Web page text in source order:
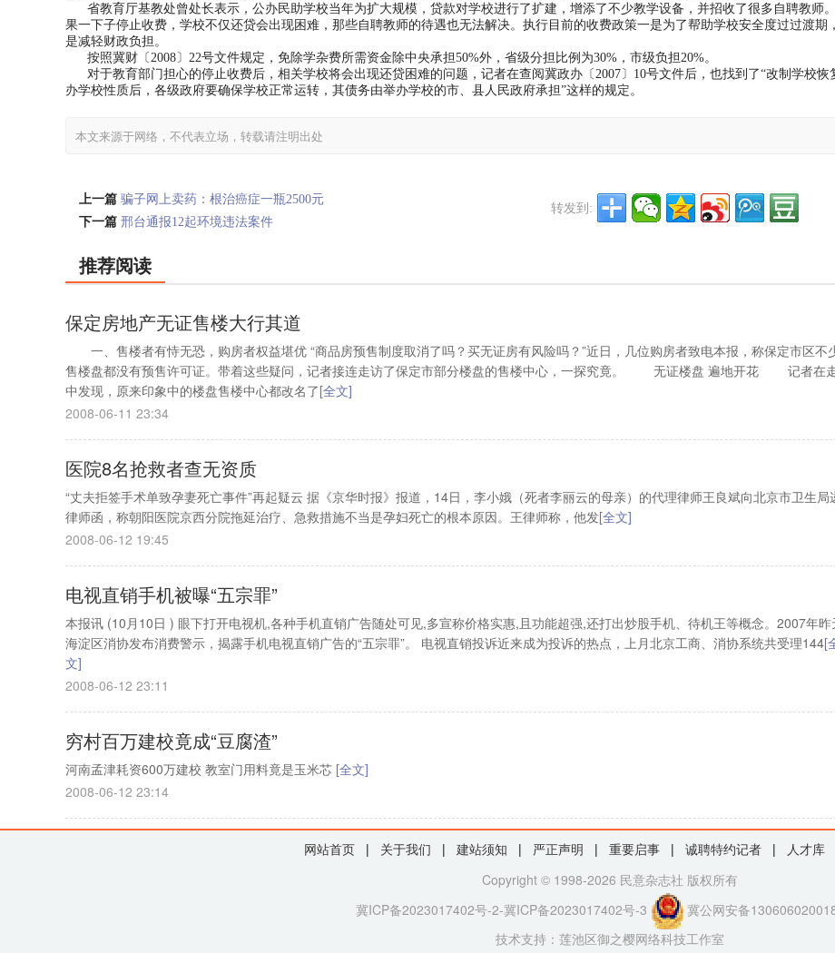
省教育厅基教处曾处长表示，公办民助学校当年为扩大规模，贷款对学校进行了扩建，增添了不少教学设备，并招收了很多自聘教师
果一下子停止收费，学校不仅还贷会出现困难，那些自聘教师的待遇也无法解决。执行目前的收费政策一是为了帮助学校安全度过过渡期
是减轻财政负担。
按照冀财〔2008〕22号文件规定，免除学杂费所需资金除中央承担50%外，省级分担比例为30%，市级负担20%。
对于教育部门担心的停止收费后，相关学校将会出现还贷困难的问题，记者在查阅冀政办〔2007〕10号文件后，也找到了“改制学校恢
办学校性质后，各级政府要确保学校正常运转，其债务由举办学校的市、县人民政府承担”这样的规定。
本文来源于网络，不代表立场，转载请注明出处
上一篇 骗子网上卖药：根治癌症一瓶2500元
下一篇 邢台通报12起环境违法案件
转发到:
推荐阅读
保定房地产无证售楼大行其道
一、售楼者有恃无恐，购房者权益堪优 “商品房预售制度取消了吗？买无证房有风险吗？”近日，几位购房者致电本报，称保定市区不
售楼盘都没有预售许可证。带着这些疑问，记者接连走访了保定市部分楼盘的售楼中心，一探究竟。 无证楼盘 遍地开花 记者在
中发现，原来印象中的楼盘售楼中心都改名了[全文]
2008-06-11 23:34
医院8名抢救者查无资质
“丈夫拒签手术单致孕妻死亡事件”再起疑云 据《京华时报》报道，14日，李小娥（死者李丽云的母亲）的代理律师王良斌向北京市卫生局
律师函，称朝阳医院京西分院拖延治疗、急救措施不当是孕妇死亡的根本原因。王律师称，他发[全文]
2008-06-12 19:45
电视直销手机被曝“五宗罪”
本报讯 (10月10日 ) 眼下打开电视机,各种手机直销广告随处可见,多宣称价格实惠,且功能超强,还打出炒股手机、待机王等概念。2007年昨
海淀区消协发布消费警示，揭露手机电视直销广告的“五宗罪”。 电视直销投诉近来成为投诉的热点，上月北京工商、消协系统共受理144[
文]
2008-06-12 23:11
穷村百万建校竟成“豆腐渣”
河南孟津耗资600万建校 教室门用料竟是玉米芯 [全文]
2008-06-12 23:14
网站首页 | 关于我们 | 建站须知 | 严正声明 | 重要启事 | 诚聘特约记者 | 人才库
Copyright © 1998-2026 民意杂志社 版权所有
冀ICP备2023017402号-2-冀ICP备2023017402号-3
冀公网安备
技术支持： 莲池区御之樱网络科技工作室